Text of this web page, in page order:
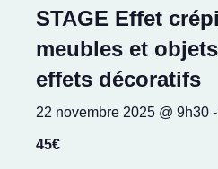
STAGE Effet
meubles et
effets décoratifs
22 novembre 2025 @ 9h30 -
45€